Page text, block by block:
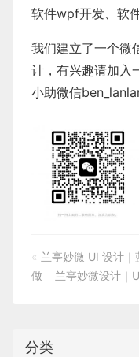
软件wpf开发
软
我们建立了一个微
计，有兴趣请加入
小助微信
« 兰亭妙微 UI 设计
做
兰亭妙微设计｜
分类